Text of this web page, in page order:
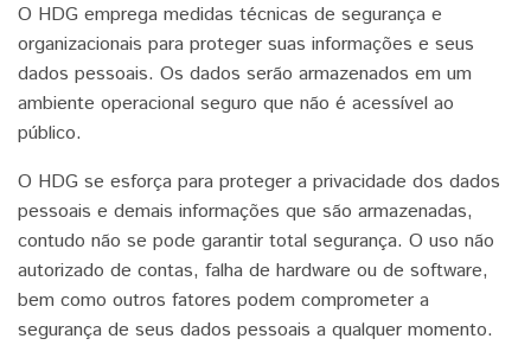
O HDG emprega medidas técnicas de segurança e
organizacionais para proteger suas informações e seus
dados pessoais. Os dados serão armazenados em um
ambiente operacional seguro que não é acessível ao
público.
O HDG se esforça para proteger a privacidade dos dados
pessoais e demais informações que são armazenadas,
contudo não se pode garantir total segurança. O uso não
autorizado de contas, falha de hardware ou de software,
bem como outros fatores podem comprometer a
segurança de seus dados pessoais a qualquer momento.